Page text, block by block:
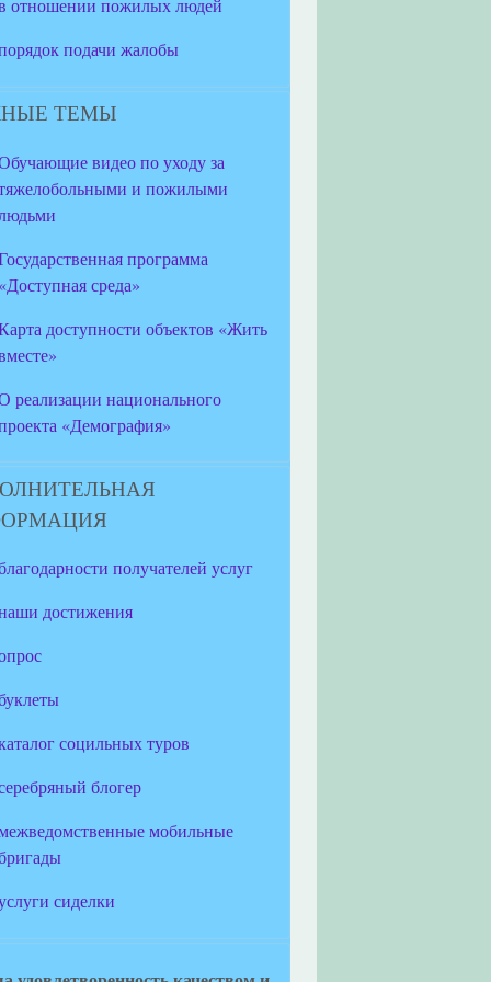
отношении пожилых людей
подачи жалобы
ТЕМЫ
видео по уходу за
и пожилыми
программа
«Доступная среда»
доступности объектов «Жить
реализации национального
«Демография»
получателей услуг
достижения
социльных туров
блогер
мобильные
сиделки